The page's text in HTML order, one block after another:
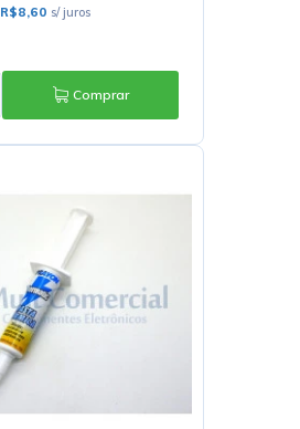
R$8,60 s/ juros
Comprar